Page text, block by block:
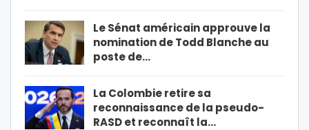
Le Sénat américain approuve la
nomination de Todd Blanche au
poste de…
La Colombie retire sa
reconnaissance de la pseudo-
RASD et reconnaît la…